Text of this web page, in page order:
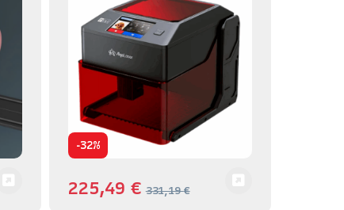
-32%
225,49 € 331,19€